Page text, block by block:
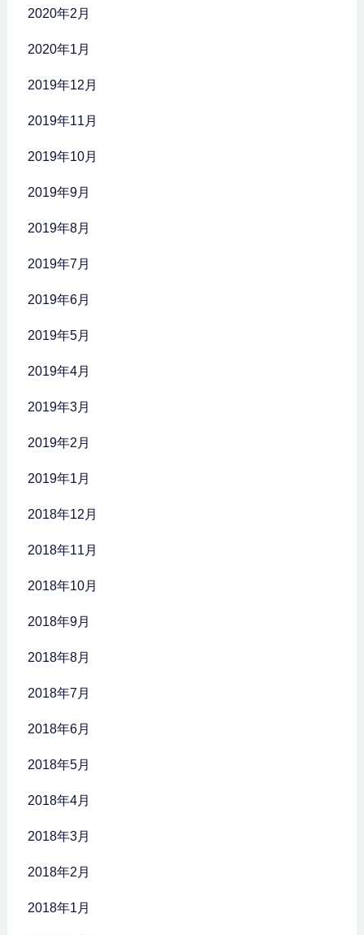
2020年2月
2020年1月
2019年12月
2019年11月
2019年10月
2019年9月
2019年8月
2019年7月
2019年6月
2019年5月
2019年4月
2019年3月
2019年2月
2019年1月
2018年12月
2018年11月
2018年10月
2018年9月
2018年8月
2018年7月
2018年6月
2018年5月
2018年4月
2018年3月
2018年2月
2018年1月